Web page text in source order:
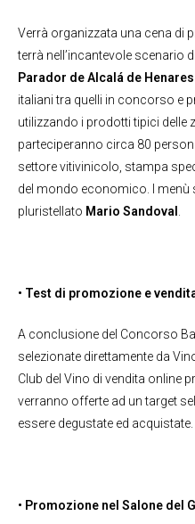
Verrà organizzata una cena di
terrà nell’incantevole scenario
Parador de Alcalá de Henares
italiani tra quelli in concorso e
utilizzando i prodotti tipici delle
parteciperanno circa 80
settore vitivinicolo, stampa
del mondo economico. I
pluristellato Mario Sandoval
• Test di promozione e
A conclusione del Concorso
selezionate direttamente da
Club del Vino di vendita online
verranno offerte ad un target
essere degustate ed acquistate.
• Promozione nel Salone del